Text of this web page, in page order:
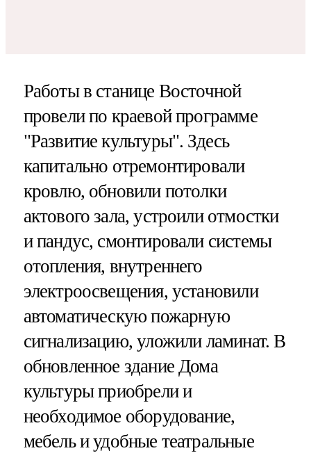
Работы в станице Восточной
провели по краевой программе
"Развитие культуры". Здесь
капитально отремонтировали
кровлю, обновили потолки
актового зала, устроили отмостки
и пандус, смонтировали системы
отопления, внутреннего
электроосвещения, установили
автоматическую пожарную
сигнализацию, уложили ламинат. В
обновленное здание Дома
культуры приобрели и
необходимое оборудование,
мебель и удобные театральные